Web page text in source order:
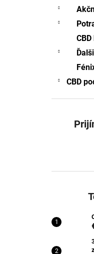
CBD
CBD -
€70,71
Pôvodne: